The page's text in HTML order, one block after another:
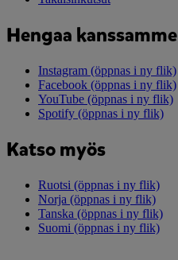
Hengaa kanssamme
Instagram (öppnas i ny flik)
Facebook (öppnas i ny flik)
YouTube (öppnas i ny flik)
Spotify (öppnas i ny flik)
Katso myös
Ruotsi (öppnas i ny flik)
Norja (öppnas i ny flik)
Tanska (öppnas i ny flik)
Suomi (öppnas i ny flik)